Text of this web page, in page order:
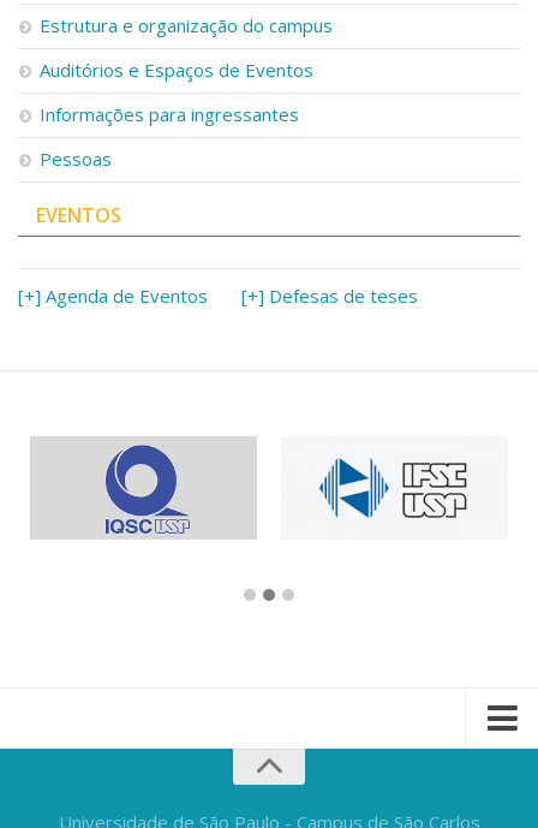
Estrutura e organização do campus
Auditórios e Espaços de Eventos
Informações para ingressantes
Pessoas
EVENTOS
[+] Agenda de Eventos [+] Defesas de teses
Universidade de São Paulo - Campus de São Carlos